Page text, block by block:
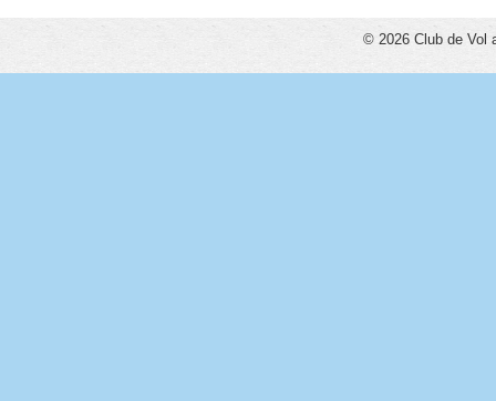
© 2026 Club de Vol